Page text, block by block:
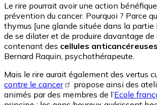
Le rire pourrait avoir une action
prévention du cancer. Pourquoi ? Parce
thymus [une glande située dans la partie
de se dilater et de produire davantage de
contenant des cellules anticancéreuses
Bernard Raquin, psychothérapeute.
Mais le rire aurait également des vertus
contre le cancer
propose ainsi des
animés par des membres de l’Ecole